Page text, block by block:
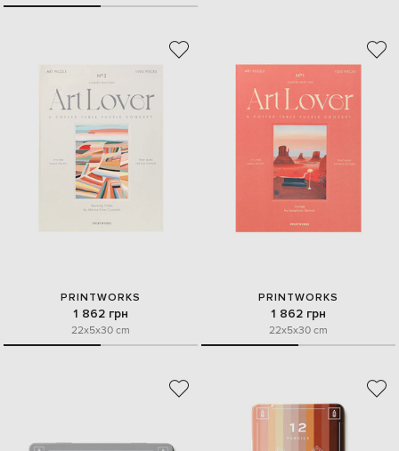
PRINTWORKS
1 862 грн
22x5x30 cm
PRINTWORKS
1 862 грн
22x5x30 cm